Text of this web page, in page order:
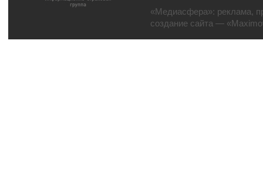
«Медиасфера»: реклама,
создание сайта —